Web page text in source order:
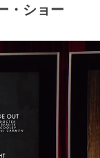
・ショー